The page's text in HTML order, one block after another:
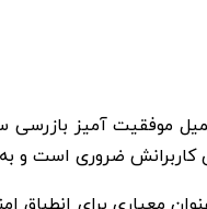
ضروری است و